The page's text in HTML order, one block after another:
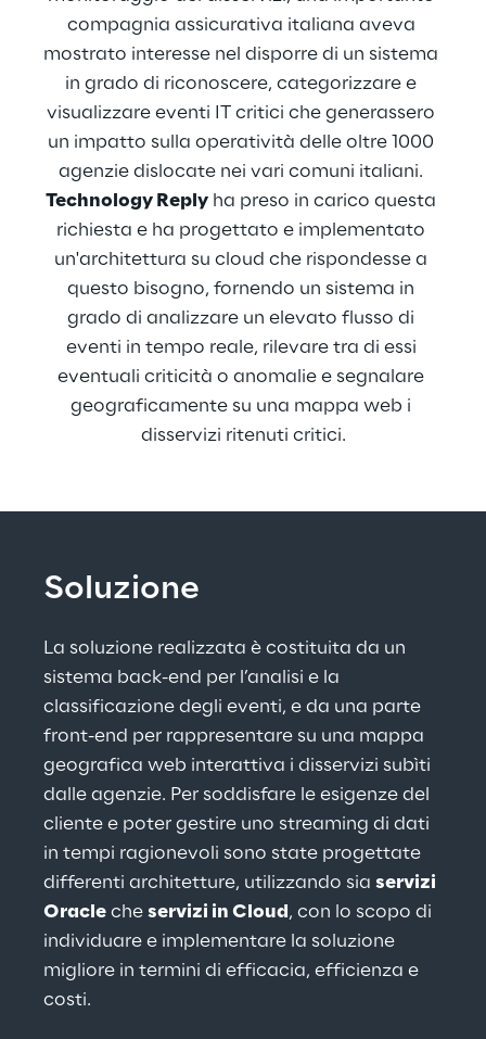
compagnia assicurativa italiana aveva
mostrato interesse nel disporre di un sistema
in grado di riconoscere, categorizzare e
visualizzare eventi IT critici che generassero
un impatto sulla operatività delle oltre 1000
agenzie dislocate nei vari comuni italiani.
Technology Reply ha preso in carico questa
richiesta e ha progettato e implementato
un'architettura su cloud che rispondesse a
questo bisogno, fornendo un sistema in
grado di analizzare un elevato flusso di
eventi in tempo reale, rilevare tra di essi
eventuali criticità o anomalie e segnalare
geograficamente su una mappa web i
disservizi ritenuti critici.
Soluzione
La soluzione realizzata è costituita da un
sistema back-end per l’analisi e la
classificazione degli eventi, e da una parte
front-end per rappresentare su una mappa
geografica web interattiva i disservizi subìti
dalle agenzie. Per soddisfare le esigenze del
cliente e poter gestire uno streaming di dati
in tempi ragionevoli sono state progettate
differenti architetture, utilizzando sia servizi
Oracle che servizi in Cloud , con lo scopo di
individuare e implementare la soluzione
migliore in termini di efficacia, efficienza e
costi.